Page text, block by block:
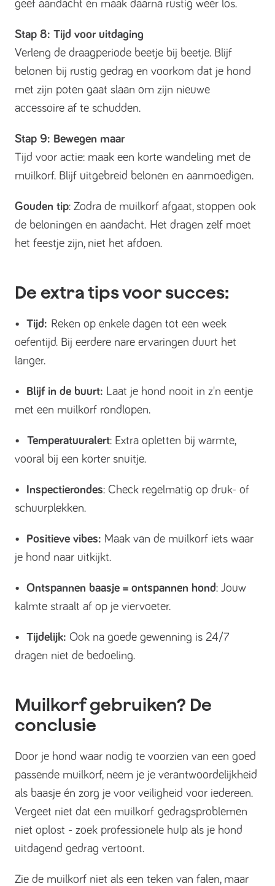
geef aandacht en maak daarna rustig weer los.
Stap 8: Tijd voor uitdaging
Verleng de draagperiode beetje bij beetje. Blijf
belonen bij rustig gedrag en voorkom dat je hond
met zijn poten gaat slaan om zijn nieuwe
accessoire af te schudden.
Stap 9: Bewegen maar
Tijd voor actie: maak een korte wandeling met de
muilkorf. Blijf uitgebreid belonen en aanmoedigen.
Gouden tip: Zodra de muilkorf afgaat, stoppen ook
de beloningen en aandacht. Het dragen zelf moet
het feestje zijn, niet het afdoen.
De extra tips voor succes:
• Tijd: Reken op enkele dagen tot een week
oefentijd. Bij eerdere nare ervaringen duurt het
langer.
• Blijf in de buurt: Laat je hond nooit in z'n eentje
met een muilkorf rondlopen.
• Temperatuuralert: Extra opletten bij warmte,
vooral bij een korter snuitje.
• Inspectierondes: Check regelmatig op druk- of
schuurplekken.
• Positieve vibes: Maak van de muilkorf iets waar
je hond naar uitkijkt.
• Ontspannen baasje = ontspannen hond: Jouw
kalmte straalt af op je viervoeter.
• Tijdelijk: Ook na goede gewenning is 24/7
dragen niet de bedoeling.
Muilkorf gebruiken? De
conclusie
Door je hond waar nodig te voorzien van een goed
passende muilkorf, neem je je verantwoordelijkheid
als baasje én zorg je voor veiligheid voor iedereen.
Vergeet niet dat een muilkorf gedragsproblemen
niet oplost - zoek professionele hulp als je hond
uitdagend gedrag vertoont.
Zie de muilkorf niet als een teken van falen, maar